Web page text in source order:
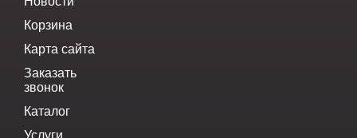
Корзина
Карта сайта
Заказать
звонок
Каталог
Услуги